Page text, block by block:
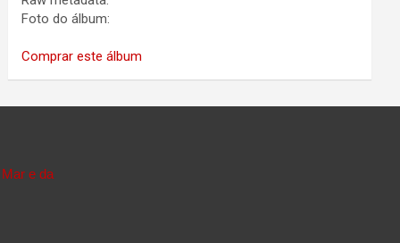
Foto do álbum:
Comprar este álbum